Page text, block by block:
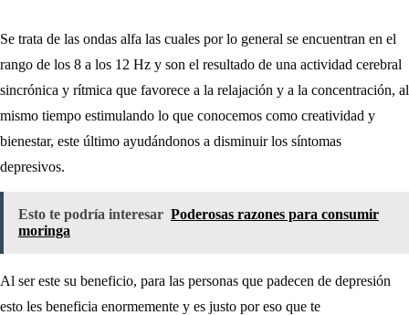
Se trata de las ondas alfa las cuales por lo general se encuentran en el
rango de los 8 a los 12 Hz y son el resultado de una actividad cerebral
sincrónica y rítmica que favorece a la relajación y a la concentración, al
mismo tiempo estimulando lo que conocemos como creatividad y
bienestar, este último ayudándonos a disminuir los síntomas
depresivos.
Esto te podría interesar Poderosas razones para consumir
moringa
Al ser este su beneficio, para las personas que padecen de depresión
esto les beneficia enormemente y es justo por eso que te